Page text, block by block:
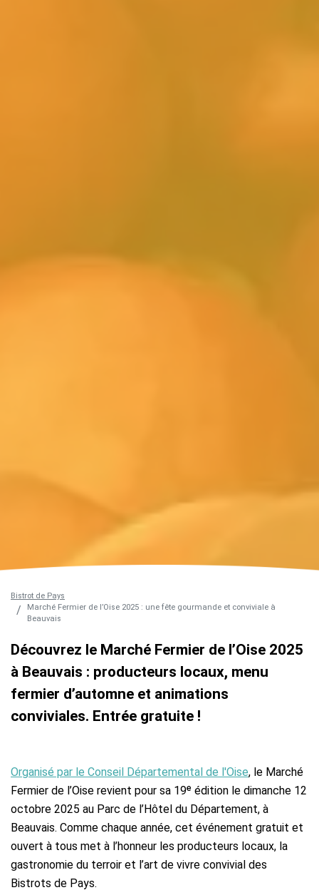
Bistrot de Pays
Marché Fermier de l’Oise 2025 : une fête gourmande et conviviale à
Beauvais
Découvrez le Marché Fermier de l’Oise 2025
à Beauvais : producteurs locaux, menu
fermier d’automne et animations
conviviales. Entrée gratuite !
Organisé par le Conseil Départemental de l'Oise, le Marché
Fermier de l’Oise revient pour sa 19ᵉ édition le dimanche 12
octobre 2025 au Parc de l’Hôtel du Département, à
Beauvais. Comme chaque année, cet événement gratuit et
ouvert à tous met à l’honneur les producteurs locaux, la
gastronomie du terroir et l’art de vivre convivial des
Bistrots de Pays.